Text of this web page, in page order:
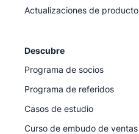
Actualizaciones de producto
Descubre
Programa de socios
Programa de referidos
Casos de estudio
Curso de embudo de ventas